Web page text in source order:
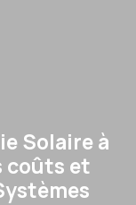
Solaire à
coûts et